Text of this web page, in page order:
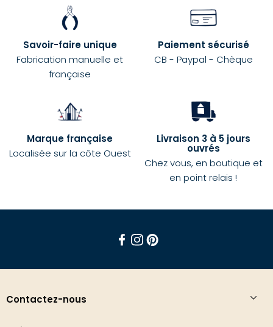
Savoir-faire unique
Fabrication manuelle et
française
Paiement sécurisé
CB - Paypal - Chèque
Marque française
Localisée sur la côte Ouest
Livraison 3 à 5 jours
ouvrés
Chez vous, en boutique et
en point relais !
Contactez-nous